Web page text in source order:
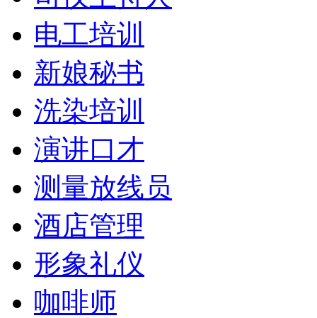
电工培训
新娘秘书
洗染培训
演讲口才
测量放线员
酒店管理
形象礼仪
咖啡师